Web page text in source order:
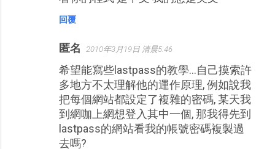
回覆
匿名 2010年3月19日 清晨5:46
希望能寫些lastpass的教學...自己摸索許
多地方不太理解他的運作原理, 例如說我
把每個網站都設定了複雜的密碼, 某天我
到網咖上網想登入其中一個, 那我得先到
lastpass的網站看我的帳號密碼複製過
去嗎?